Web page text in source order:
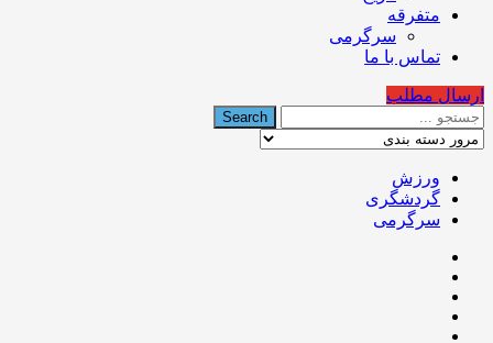
متفرقه
سرگرمی
تماس با ما
ارسال مطلب
ورزش
گردشگری
سرگرمی